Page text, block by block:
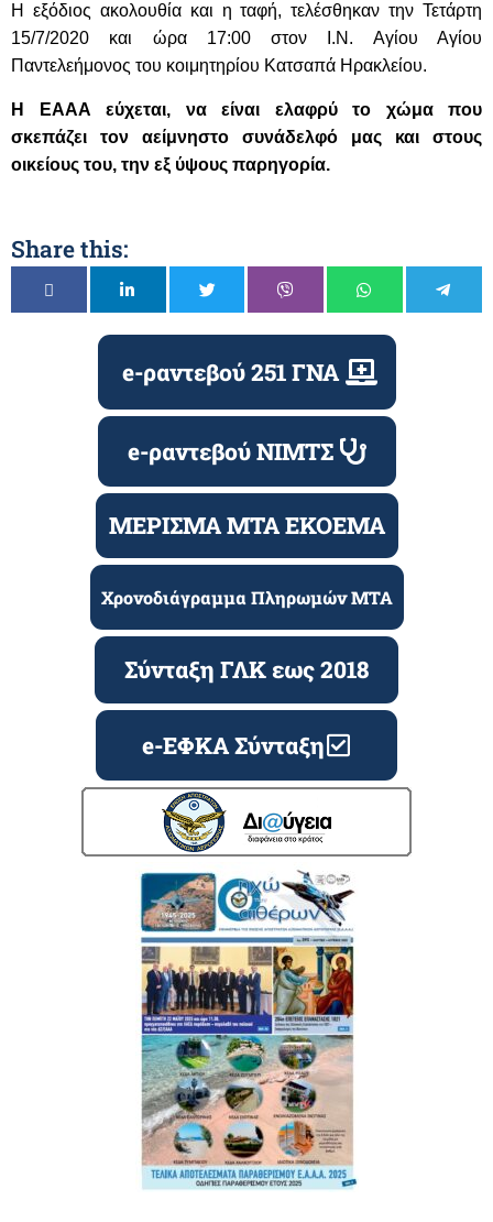
Η εξόδιος ακολουθία και η ταφή, τελέσθηκαν την Τετάρτη
15/7/2020 και ώρα 17:00 στον Ι.Ν. Αγίου Αγίου
Παντελεήμονος του κοιμητηρίου Κατσαπά Ηρακλείου.
Η ΕΑΑΑ εύχεται, να είναι ελαφρύ το χώμα που
σκεπάζει τον αείμνηστο συνάδελφό μας και στους
οικείους του, την εξ ύψους παρηγορία.
Share this:
e-ραντεβού 251 ΓΝΑ
e-ραντεβού ΝΙΜΤΣ
ΜΕΡΙΣΜΑ ΜΤΑ ΕΚΟΕΜΑ
Χρονοδιάγραμμα Πληρωμών ΜΤΑ
Σύνταξη ΓΛΚ εως 2018
e-ΕΦΚΑ Σύνταξη